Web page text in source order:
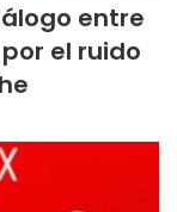
entre
el ruido